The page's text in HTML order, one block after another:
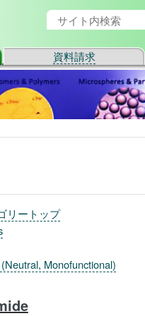
資料請求
リートップ
Monofunctional)